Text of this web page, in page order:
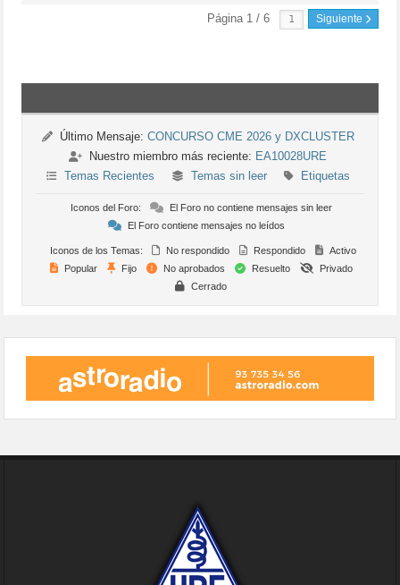
Página 1 / 6 Siguiente
Último Mensaje: CONCURSO CME 2026 y DXCLUSTER
Nuestro miembro más reciente: EA10028URE
Temas Recientes
Temas sin leer Etiquetas
Iconos del Foro:
El Foro no contiene mensajes sin leer
El Foro contiene mensajes no leídos
Iconos de los Temas: No respondido Respondido
Activo
Popular
Fijo No aprobados Resuelto
Privado
Cerrado